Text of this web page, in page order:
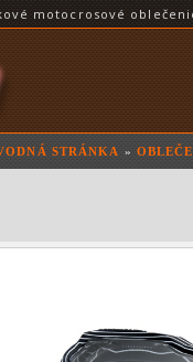
motocrosové
STRÁNKA »